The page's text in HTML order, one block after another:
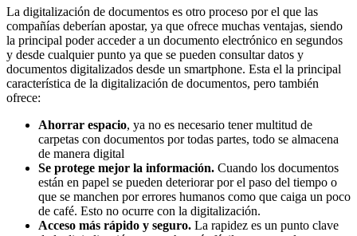
La digitalización de documentos es otro proceso por el que las
compañías deberían apostar, ya que ofrece muchas ventajas, siendo
la principal poder acceder a un documento electrónico en segundos
y desde cualquier punto ya que se pueden consultar datos y
documentos digitalizados desde un smartphone. Esta el la principal
característica de la digitalización de documentos, pero también
ofrece:
Ahorrar espacio, ya no es necesario tener multitud de
carpetas con documentos por todas partes, todo se almacena
de manera digital
Se protege mejor la información. Cuando los documentos
están en papel se pueden deteriorar por el paso del tiempo o
que se manchen por errores humanos como que caiga un poco
de café. Esto no ocurre con la digitalización.
Acceso más rápido y seguro. La rapidez es un punto clave